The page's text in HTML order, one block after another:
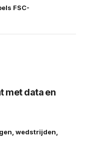
FSC-
met data en
wedstrijden,